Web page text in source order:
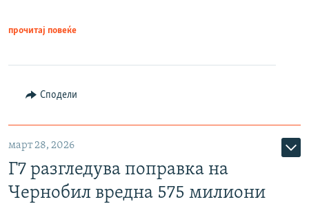
прочитај повеќе
Сподели
март 28, 2026
Г7 разгледува поправка на
Чернобил вредна 575 милиони